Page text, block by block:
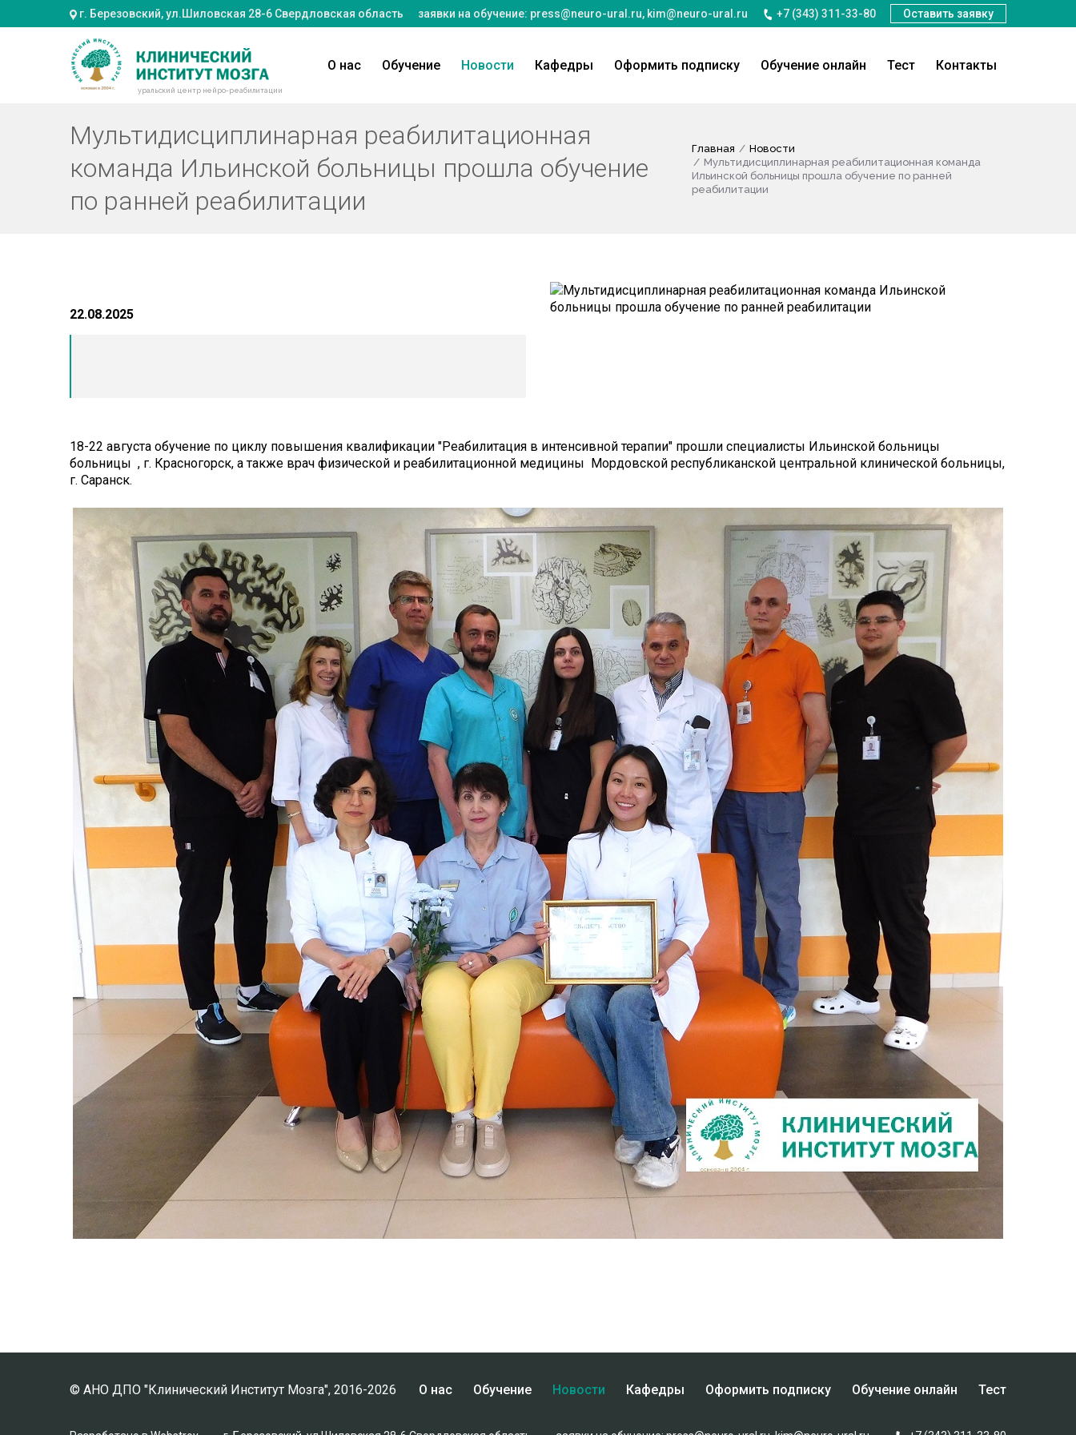
г. Березовский, ул.Шиловская 28-6 Свердловская область заявки на обучение: press@neuro-ural.ru, kim@neuro-ural.ru +7 (343) 311-33-80 Оставить заявку
уральский центр нейро-реабилитации
О нас Обучение Новости Кафедры Оформить подписку Обучение онлайн Тест Контакты
Мультидисциплинарная реабилитационная
команда Ильинской больницы прошла обучение
по ранней реабилитации
Главная
Новости
Мультидисциплинарная реабилитационная команда
Ильинской больницы прошла обучение по ранней
реабилитации
22.08.2025
18-22 августа обучение по циклу повышения квалификации "Реабилитация в интенсивной терапии" прошли специалисты Ильинской больницы
больницы , г. Красногорск, а также врач физической и реабилитационной медицины Мордовской республиканской центральной клинической больницы,
г. Саранск.
© АНО ДПО "Клинический Институт Мозга", 2016-2026 О нас Обучение Новости Кафедры Оформить подписку Обучение онлайн Тест